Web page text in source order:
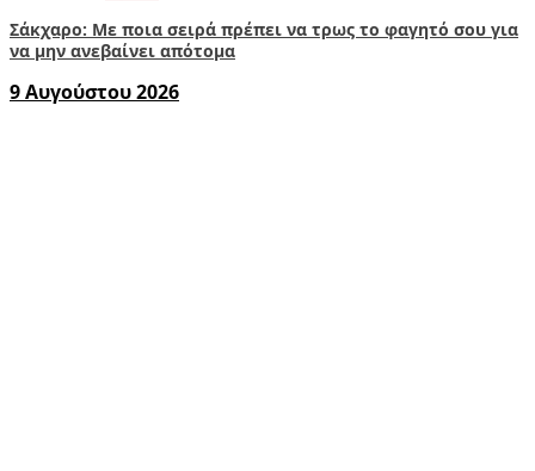
Σάκχαρο: Με ποια σειρά πρέπει να τρως το φαγητό σου για
να μην ανεβαίνει απότομα
9 Αυγούστου 2026